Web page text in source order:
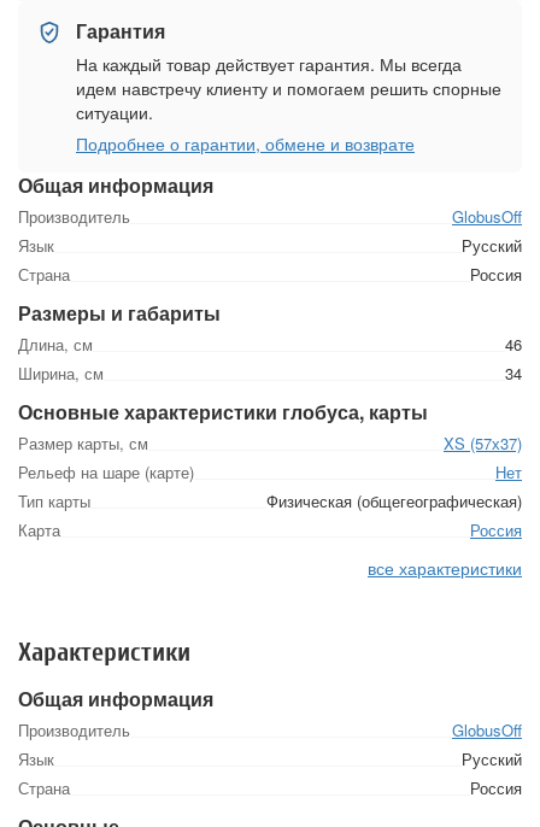
Общая информация
Производитель
GlobusOff
Язык
Русский
Страна
Россия
Размеры и габариты
Длина, см
46
Ширина, см
34
Основные характеристики глобуса, карты
Размер карты, см
XS (57х37)
Рельеф на шаре (карте)
Нет
Тип карты
Физическая (общегеографическая)
Карта
Россия
все характеристики
Гарантия
На каждый товар действует гарантия. Мы всегда
идем навстречу клиенту и помогаем решить спорные
ситуации.
Подробнее о гарантии, обмене и возврате
Характеристики
Общая информация
Производитель
GlobusOff
Язык
Русский
Страна
Россия